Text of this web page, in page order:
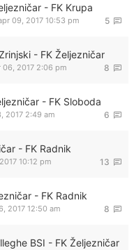
- FK Krupa
5
09, 2017 10:53 pm
- FK Željezničar
8
06, 2017 2:06 pm
- FK Sloboda
6
2017 2:49 am
- FK Radnik
13
10:12 pm
- FK Radnik
8
2017 12:50 am
BSI - FK Željezničar